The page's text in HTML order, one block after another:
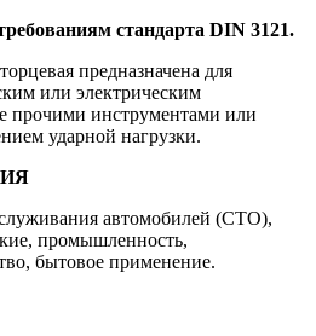
стандарта DIN 3121.
предназначена для
или электрическим
прочими инструментами или
ударной нагрузки.
автомобилей (СТО),
промышленность,
бытовое применение.